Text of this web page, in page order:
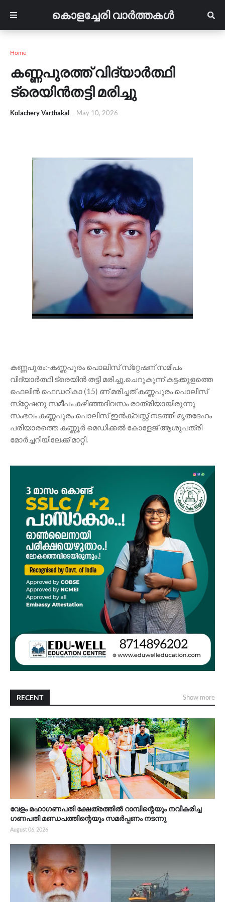
കൊളച്ചേരി വാർത്തകൾ
Home
കണ്ണപുരത്ത് വിദ്യാർത്ഥി
ട്രെയിൻതട്ടി മരിച്ചു
Kolachery Varthakal - May 10, 2026
കണ്ണപുരം:-കണ്ണപുരം പൊലിസ് സ്‌റ്റേഷന് സമീപം
വിദ്യാർത്ഥി ട്രെയിൻ തട്ടി മരിച്ചു.ചെറുകുന്ന് കട്ടക്കുളത്തെ
ഫെലിൻ ഫെഡറികാ (15) ണ് മരിച്ചത് കണ്ണപുരം പൊലീസ്
സ്‌റ്റേഷനു സമീപം കഴിഞ്ഞദിവസം രാത്രിയായിരുന്നു
സംഭവം കണ്ണപുരം പൊലിസ് ഇൻക്വസ്റ്റ് നടത്തി മൃതദേഹം
പരിയാരത്തെ കണ്ണൂർ മെഡിക്കൽ കോളേജ് ആശുപത്രി
മോർച്ചറിയിലേക്ക് മാറ്റി.
RECENT Show more
വേളം മഹാഗണപതി ക്ഷേത്രത്തിൽ റാമ്പിന്റെയും നവീകരിച്ച
ഗണപതി മണ്ഡപത്തിന്റെയും സമർപ്പണം നടന്നു
August 06, 2026